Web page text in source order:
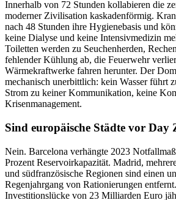
Innerhalb von 72 Stunden kollabieren die
moderner Zivilisation kaskadenförmig.
nach 48 Stunden ihre Hygienebasis und
keine Dialyse und keine Intensivmedizin
Toiletten werden zu Seuchenherden,
fehlender Kühlung ab, die Feuerwehr
Wärmekraftwerke fahren herunter. Der
mechanisch unerbittlich: kein Wasser führt
Strom zu keiner Kommunikation, keine
Krisenmanagement.
Sind europäische Städte vor Day
Nein. Barcelona verhängte 2023
Prozent Reservoirkapazität. Madrid,
und südfranzösische Regionen sind einen
Regenjahrgang von Rationierungen
Investitionslücke von 23 Milliarden Euro